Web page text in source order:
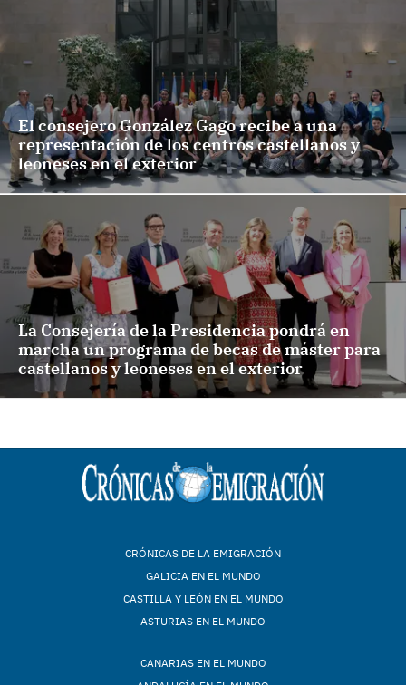
El consejero González Gago recibe a una
representación de los centros castellanos y
leoneses en el exterior
La Consejería de la Presidencia pondrá en
marcha un programa de becas de máster para
castellanos y leoneses en el exterior
CRÓNICAS DE LA EMIGRACIÓN
GALICIA EN EL MUNDO
CASTILLA Y LEÓN EN EL MUNDO
ASTURIAS EN EL MUNDO
CANARIAS EN EL MUNDO